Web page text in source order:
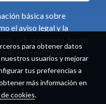
realizada.
para obtener datos
usuarios y mejorar
tus preferencias a
más información en
cookies.